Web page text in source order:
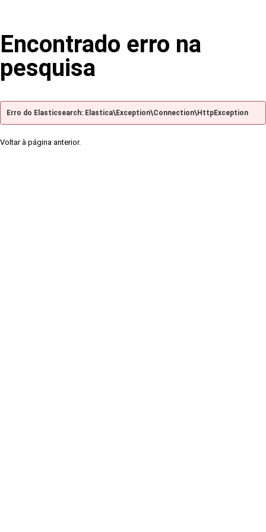
Encontrado erro na
pesquisa
Erro do Elasticsearch: Elastica\Exception\Connection\HttpException
Voltar à página anterior.